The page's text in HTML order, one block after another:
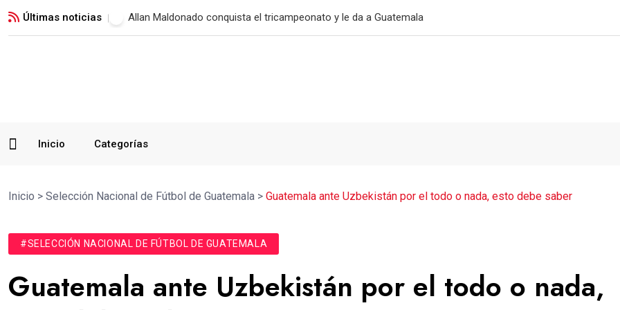
Últimas noticias Municipal vence a Verdes FC y suma su primer triunfo
Inicio Categorías
Inicio > Selección Nacional de Fútbol de Guatemala > Guatemala ante Uzbekistán por el todo o nada, esto debe saber
#SELECCIÓN NACIONAL DE FÚTBOL DE GUATEMALA
Guatemala ante Uzbekistán por el todo o nada,